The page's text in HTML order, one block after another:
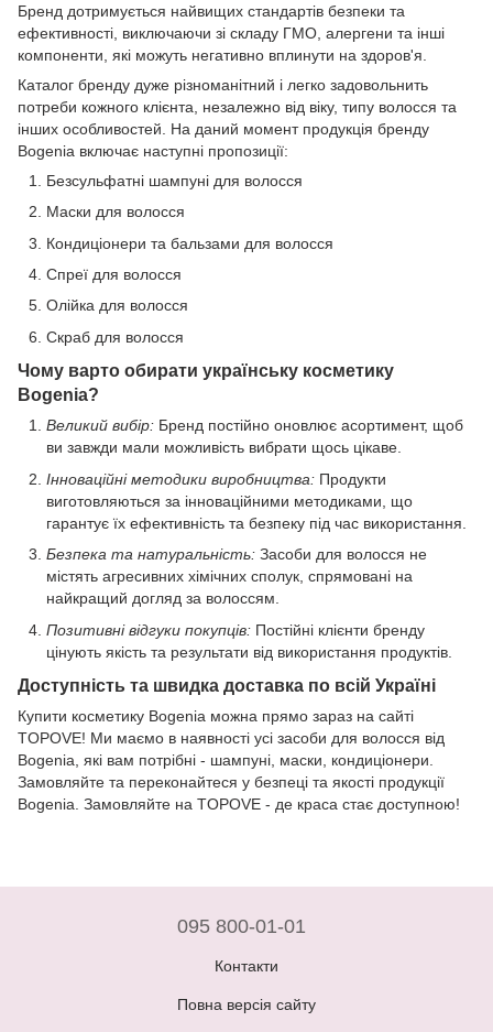
Бренд дотримується найвищих стандартів безпеки та
ефективності, виключаючи зі складу ГМО, алергени та інші
компоненти, які можуть негативно вплинути на здоров'я.
Каталог бренду дуже різноманітний і легко задовольнить
потреби кожного клієнта, незалежно від віку, типу волосся та
інших особливостей. На даний момент продукція бренду
Bogenia включає наступні пропозиції:
Безсульфатні шампуні для волосся
Маски для волосся
Кондиціонери та бальзами для волосся
Спреї для волосся
Олійка для волосся
Скраб для волосся
Чому варто обирати українську косметику
Bogenia?
Великий вибір: Бренд постійно оновлює асортимент, щоб
ви завжди мали можливість вибрати щось цікаве.
Інноваційні методики виробництва: Продукти
виготовляються за інноваційними методиками, що
гарантує їх ефективність та безпеку під час використання.
Безпека та натуральність: Засоби для волосся не
містять агресивних хімічних сполук, спрямовані на
найкращий догляд за волоссям.
Позитивні відгуки покупців: Постійні клієнти бренду
цінують якість та результати від використання продуктів.
Доступність та швидка доставка по всій Україні
Купити косметику Bogenia можна прямо зараз на сайті
TOPOVE! Ми маємо в наявності усі засоби для волосся від
Bogenia, які вам потрібні - шампуні, маски, кондиціонери.
Замовляйте та переконайтеся у безпеці та якості продукції
Bogenia. Замовляйте на TOPOVE - де краса стає доступною!
095 800-01-01
Контакти
Повна версія сайту